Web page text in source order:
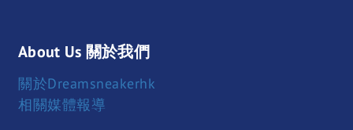
About Us 關於我們
關於Dreamsneakerhk
相關媒體報導